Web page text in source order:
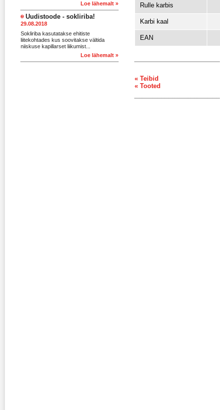
Loe lähemalt »
Uudistoode - sokliriba!
29.08.2018
Sokliriba kasutatakse ehitiste
liitekohtades kus soovitakse vältida
niiskuse kapillarset liikumist...
Loe lähemalt »
Rulle karbis
Karbi kaal
EAN
« Teibid
« Tooted